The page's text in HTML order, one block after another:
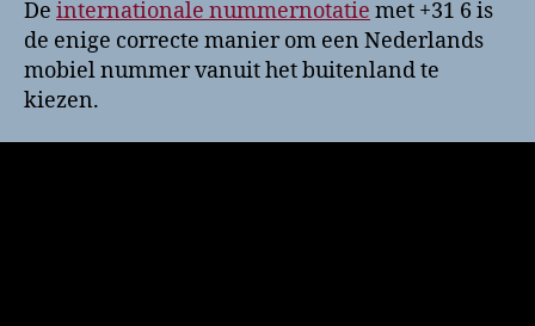
De internationale nummernotatie met +31 6 is
de enige correcte manier om een Nederlands
mobiel nummer vanuit het buitenland te
kiezen.